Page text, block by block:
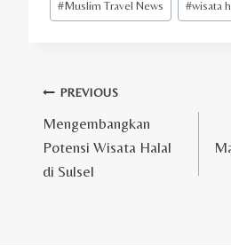
#Muslim Travel News #wisata
Post
navigation
PREVIOUS
Mengembangkan
Potensi Wisata Halal
di Sulsel